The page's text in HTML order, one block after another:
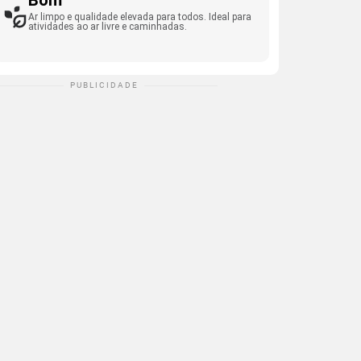
Ar limpo e qualidade elevada para todos. Ideal para
atividades ao ar livre e caminhadas.